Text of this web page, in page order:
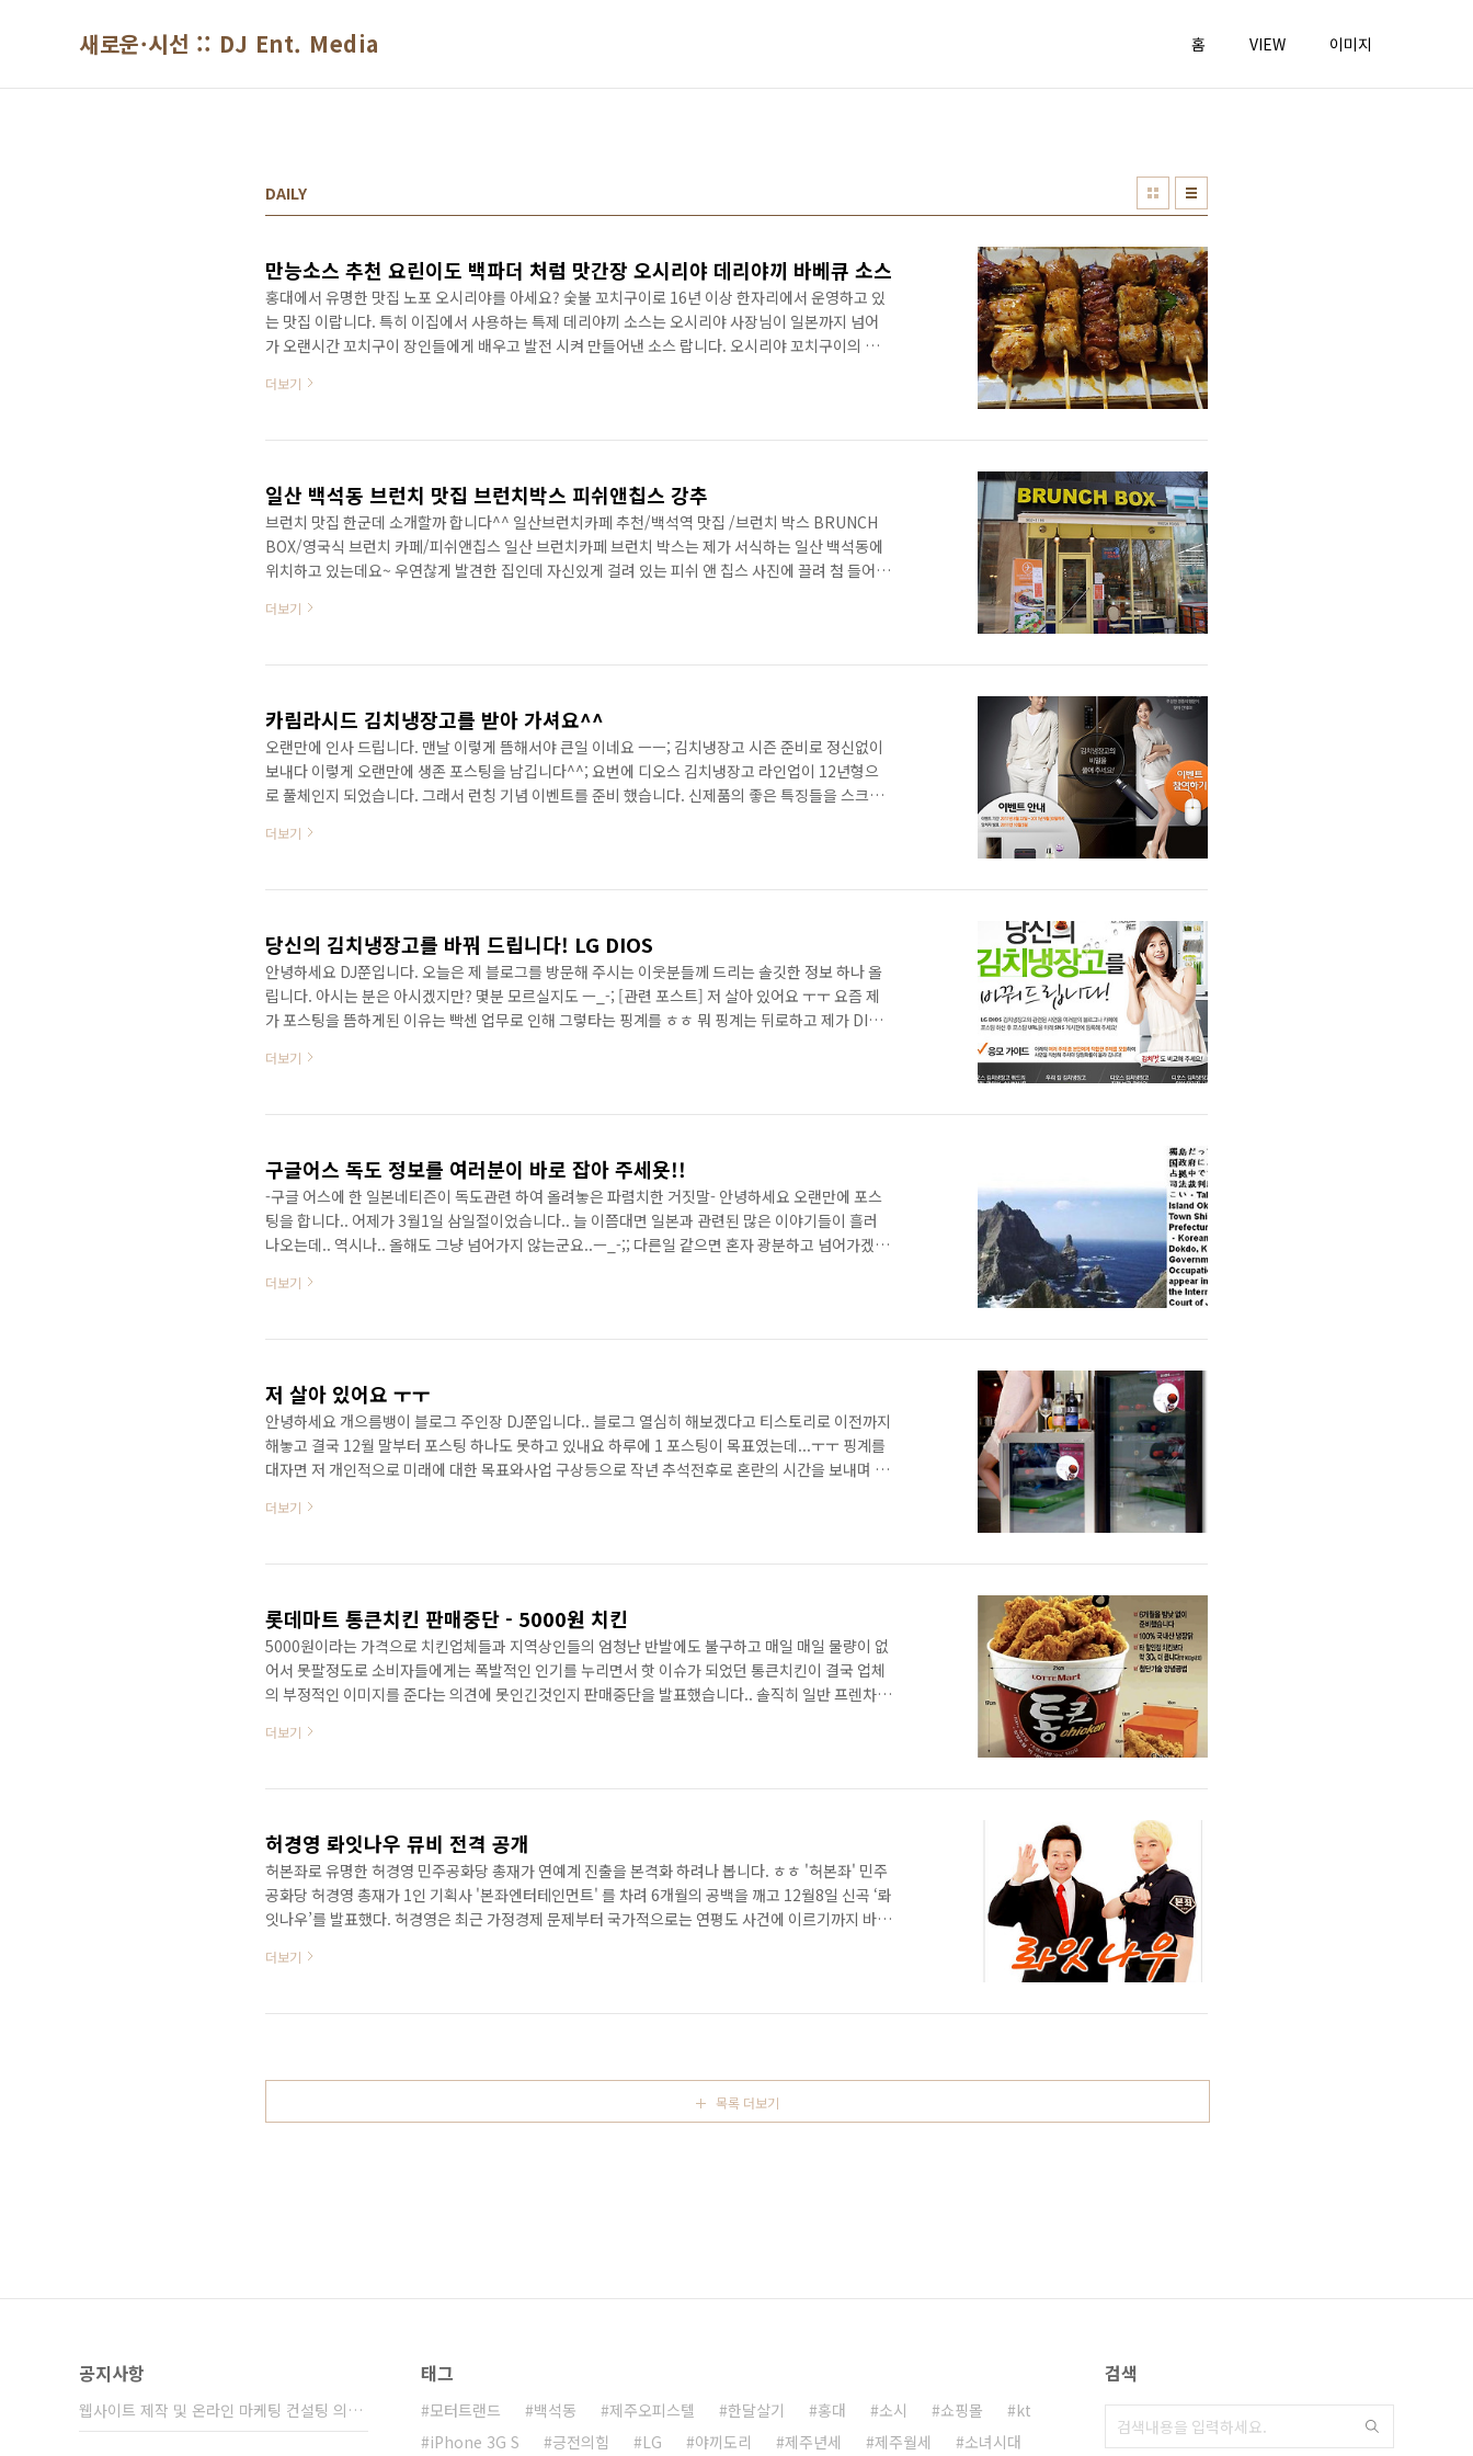
새로운·시선 :: DJ Ent. Media 홈 VIEW 이미지
DAILY
만능소스 추천 요린이도 백파더 처럼 맛간장 오시리야 데리야끼 바베큐 소스
홍대에서 유명한 맛집 노포 오시리야를 아세요? 숯불 꼬치구이로 16년 이상 한자리에서 운영하고 있
는 맛집 이랍니다. 특히 이집에서 사용하는 특제 데리야끼 소스는 오시리야 사장님이 일본까지 넘어
가 오랜시간 꼬치구이 장인들에게 배우고 발전 시켜 만들어낸 소스 랍니다. 오시리야 꼬치구이의 맛
능 데리야끼 소스로 제품화 해서 출시 하셨네요~~ 단골들이나 오시리야 꼬치를 맛본 손님들이 그동안
를 제품화 했다고 합니다. 제품은 1.8L 와 300ml 두가지 제품이 준비 되어 있습니다. 가격만 보면
더보기
일산 백석동 브런치 맛집 브런치박스 피쉬앤칩스 강추
브런치 맛집 한군데 소개할까 합니다^^ 일산브런치카페 추천/백석역 맛집 /브런치 박스 BRUNCH
BOX/영국식 브런치 카페/피쉬앤칩스 일산 브런치카페 브런치 박스는 제가 서식하는 일산 백석동에
위치하고 있는데요~ 우연찮게 발견한 집인데 자신있게 걸려 있는 피쉬 앤 칩스 사진에 끌려 첨 들어
요 유럽 여행가서 본토에서 먹었던것 보다 더 맛있는 피쉬앤칩스를 울 동네에서 발견하다니 대박이죠
브런치박스 위치:백석역 4번출구 21세기 병원1층 영업시간 : 9:30~24:00 전화번호:031-902-1116
더보기
카림라시드 김치냉장고를 받아 가셔요^^
오랜만에 인사 드립니다. 맨날 이렇게 뜸해서야 큰일 이네요 ㅡㅡ; 김치냉장고 시즌 준비로 정신없이
보내다 이렇게 오랜만에 생존 포스팅을 남깁니다^^; 요번에 디오스 김치냉장고 라인업이 12년형으
로 풀체인지 되었습니다. 그래서 런칭 기념 이벤트를 준비 했습니다. 신제품의 좋은 특징들을 스크랩
벤트를 준비했습니다. 이웃분들도 많이들 참여하시어 좋은 성과 있었으면 좋겠네요^^ [이벤트 참여
더보기
당신의 김치냉장고를 바꿔 드립니다! LG DIOS
안녕하세요 DJ쭌입니다. 오늘은 제 블로그를 방문해 주시는 이웃분들께 드리는 솔깃한 정보 하나 올
립니다. 아시는 분은 아시겠지만? 몇분 모르실지도 ㅡ_-; [관련 포스트] 저 살아 있어요 ㅜㅜ 요즘 제
가 포스팅을 뜸하게된 이유는 빡센 업무로 인해 그렇타는 핑계를 ㅎㅎ 뭐 핑계는 뒤로하고 제가 DIOS
는데 매번 이벤트 기획하고 운영하느라 고생만 했지 전 받아 갈수 없는 처지라 ㅜㅜ 주변의 지인분들
형 김치냉장고 쿼드 모델을 6대나 걸고 하는 이벤트 구요 디오스 쿼드 관련된 포시팅을 해주시고 포시
더보기
구글어스 독도 정보를 여러분이 바로 잡아 주세욧!!
-구글 어스에 한 일본네티즌이 독도관련 하여 올려놓은 파렴치한 거짓말- 안녕하세요 오랜만에 포스
팅을 합니다.. 어제가 3월1일 삼일절이었습니다.. 늘 이쯤대면 일본과 관련된 많은 이야기들이 흘러
나오는데.. 역시나.. 올해도 그냥 넘어가지 않는군요..ㅡ_-;; 다른일 같으면 혼자 광분하고 넘어가겠지
다. 지금 당장 실행해 주세요!! 롸잇~ 나우!!! 1.여기에 접속 2.한국어로 답변 안 된다고 뜨면 아래
는 창이보이면 "contains photographic errors(사진 오류)"..
더보기
저 살아 있어요 ㅜㅜ
안녕하세요 개으름뱅이 블로그 주인장 DJ쭌입니다.. 블로그 열심히 해보겠다고 티스토리로 이전까지
해놓고 결국 12월 말부터 포스팅 하나도 못하고 있내요 하루에 1 포스팅이 목표였는데...ㅜㅜ 핑계를
대자면 저 개인적으로 미래에 대한 목표와사업 구상등으로 작년 추석전후로 혼란의 시간을 보내며 하
도 없이 블로그만 잡고 있기에는 저의 블로그 운영 내공이 부족한지라 좀더 개인적으로 시간관리를 할
소속은 안타깝게도 하청업체 소속이죠 ㅎㅎ 월간 계획에 따라 브랜드 사이트 운영 및 온라인 마케팅이
더보기
롯데마트 통큰치킨 판매중단 - 5000원 치킨
5000원이라는 가격으로 치킨업체들과 지역상인들의 엄청난 반발에도 불구하고 매일 매일 물량이 없
어서 못팔정도로 소비자들에게는 폭발적인 인기를 누리면서 핫 이슈가 되었던 통큰치킨이 결국 업체
의 부정적인 이미지를 준다는 의견에 못인긴것인지 판매중단을 발표했습니다.. 솔직히 일반 프렌차이
생각하고 있는 입장에서 이번 판매 철회는 사실 좀 아쉽게 생각됩니다... 좀더 업체들을 압박해서 경쟁
텐데 말이죠 ㅡㅡ;; 사실 이런것도 아쉬운 이유지만... 치킨 좋아하는 저로서는 한번 꼭 먹어보고 싶었
더보기
허경영 롸잇나우 뮤비 전격 공개
허본좌로 유명한 허경영 민주공화당 총재가 연예계 진출을 본격화 하려나 봅니다. ㅎㅎ '허본좌' 민주
공화당 허경영 총재가 1인 기획사 '본좌엔터테인먼트' 를 차려 6개월의 공백을 깨고 12월8일 신곡 ‘롸
잇나우’를 발표했다. 허경영은 최근 가정경제 문제부터 국가적으로는 연평도 사건에 이르기까지 바람
지게 되는 10차원 우주음악 ‘롸잇나우’가 실의에 빠져있는 국민들에게 기쁨과 재미와 희망을 전해줄
인의 말대로 10차원의 사고를 하기 때문에 우리같은 일반인들은 이해를 못하는 것일까요? 노래를 들
더보기
목록 더보기
공지사항
웹사이트 제작 및 온라인 마케팅 컨설팅 의뢰 ⋯
태그
모터트랜드 백석동 제주오피스텔 한달살기 홍대 소시 쇼핑몰
kt
iPhone 3G S
긍전의힘 LG 야끼도리 제주년세 제주월세 소녀시대
검색